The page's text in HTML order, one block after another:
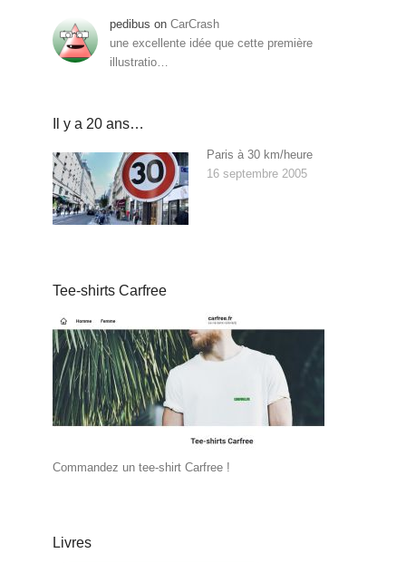
pedibus on CarCrash
une excellente idée que cette première
illustratio…
Il y a 20 ans…
Paris à 30 km/heure
16 septembre 2005
Tee-shirts Carfree
Commandez un tee-shirt Carfree !
Livres